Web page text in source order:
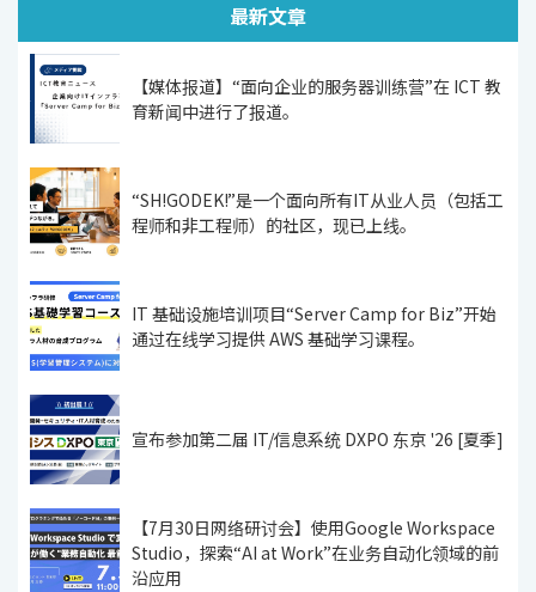
最新文章
【媒体报道】“面向企业的服务器训练营”在 ICT 教
育新闻中进行了报道。
“SH!GODEK!”是一个面向所有IT从业人员（包括工
程师和非工程师）的社区，现已上线。
IT 基础设施培训项目“Server Camp for Biz”开始
通过在线学习提供 AWS 基础学习课程。
宣布参加第二届 IT/信息系统 DXPO 东京 '26 [夏季]
【7月30日网络研讨会】使用Google Workspace
Studio，探索“AI at Work”在业务自动化领域的前
沿应用